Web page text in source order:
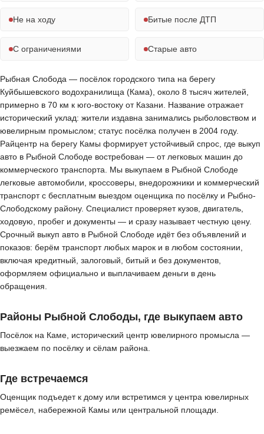
Не на ходу Битые после ДТП
С ограничениями Старые авто
Рыбная Слобода — посёлок городского типа на берегу
Куйбышевского водохранилища (Кама), около 8 тысяч жителей,
примерно в 70 км к юго-востоку от Казани. Название отражает
исторический уклад: жители издавна занимались рыболовством и
ювелирным промыслом; статус посёлка получен в 2004 году.
Райцентр на берегу Камы формирует устойчивый спрос, где выкуп
авто в Рыбной Слободе востребован — от легковых машин до
коммерческого транспорта. Мы выкупаем в Рыбной Слободе
легковые автомобили, кроссоверы, внедорожники и коммерческий
транспорт с бесплатным выездом оценщика по посёлку и Рыбно-
Слободскому району. Специалист проверяет кузов, двигатель,
ходовую, пробег и документы — и сразу называет честную цену.
Срочный выкуп авто в Рыбной Слободе идёт без объявлений и
показов: берём транспорт любых марок и в любом состоянии,
включая кредитный, залоговый, битый и без документов,
оформляем официально и выплачиваем деньги в день
обращения.
Районы Рыбной Слободы, где выкупаем авто
Посёлок на Каме, исторический центр ювелирного промысла —
выезжаем по посёлку и сёлам района.
Где встречаемся
Оценщик подъедет к дому или встретимся у центра ювелирных
ремёсел, набережной Камы или центральной площади.